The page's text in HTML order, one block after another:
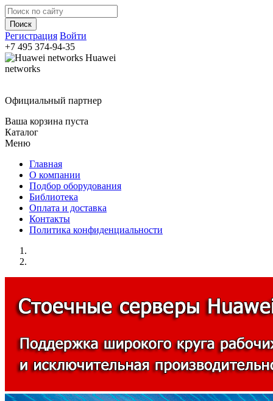
Регистрация Войти
+7 495 374-94-35
Huawei
networks
Официальный партнер
Ваша корзина пуста
Каталог
Меню
Главная
О компании
Подбор оборудования
Библиотека
Оплата и доставка
Контакты
Политика конфиденциальности